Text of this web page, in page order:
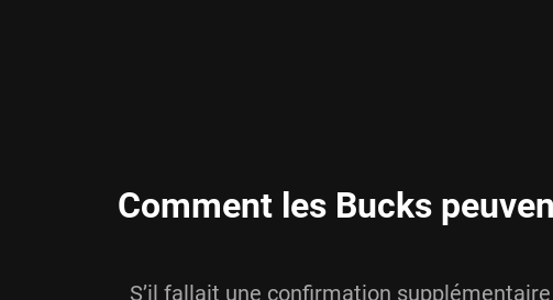
Comment les Bucks
S’il fallait une confirmation